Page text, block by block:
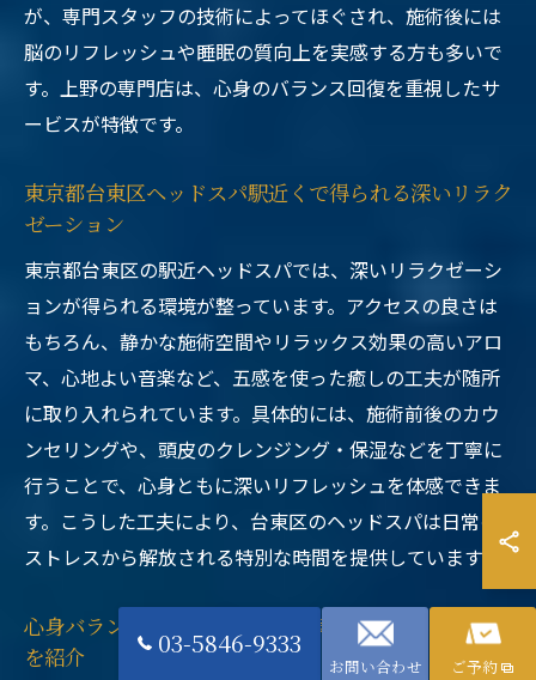
が、専門スタッフの技術によってほぐされ、施術後には
脳のリフレッシュや睡眠の質向上を実感する方も多いで
す。上野の専門店は、心身のバランス回復を重視したサ
ービスが特徴です。
東京都台東区ヘッドスパ駅近くで得られる深いリラク
ゼーション
東京都台東区の駅近ヘッドスパでは、深いリラクゼーシ
ョンが得られる環境が整っています。アクセスの良さは
もちろん、静かな施術空間やリラックス効果の高いアロ
マ、心地よい音楽など、五感を使った癒しの工夫が随所
に取り入れられています。具体的には、施術前後のカウ
ンセリングや、頭皮のクレンジング・保湿などを丁寧に
行うことで、心身ともに深いリフレッシュを体感できま
す。こうした工夫により、台東区のヘッドスパは日常の
ストレスから解放される特別な時間を提供しています。
心身バランスを整えたい方へ台東区ヘッドスパの魅力
を紹介
03-5846-9333
お問い合わせ ご予約